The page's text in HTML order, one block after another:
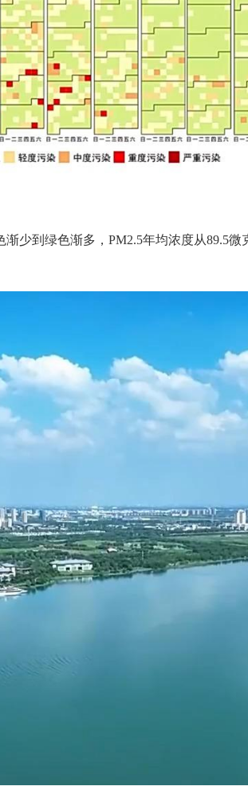
少到绿色渐多，PM2.5年均浓度从89.5